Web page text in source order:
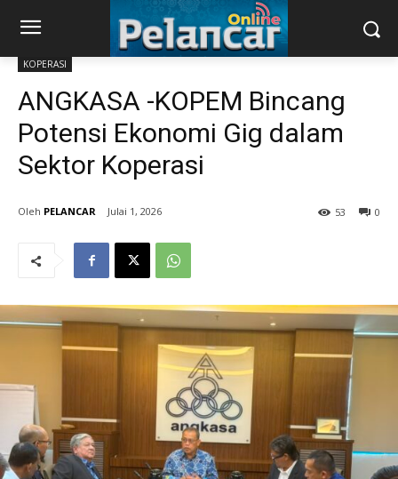
KOPERASI
ANGKASA -KOPEM Bincang
Potensi Ekonomi Gig dalam
Sektor Koperasi
PELANCAR Julai 1, 2026 0
53